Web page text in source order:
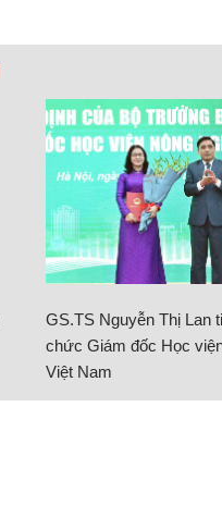
GS.TS Nguyễn Thị Lan
chức Giám đốc Học
Việt Nam